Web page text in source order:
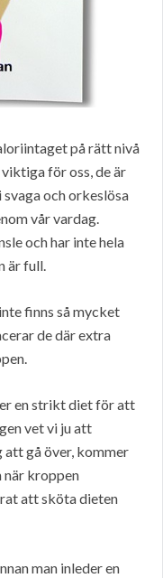
på rätt nivå
för oss, de är
och orkeslösa
vår vardag.
och har inte hela
är full.
finns så mycket
de där extra
en strikt diet för att
vet vi ju att
gå över, kommer
kroppen
att sköta dieten
man inleder en